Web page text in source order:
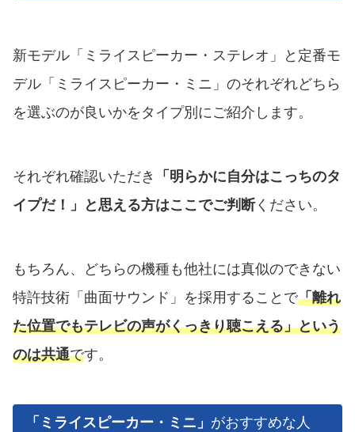
新モデル「ミライスピーカー・ステレオ」と定番モ
デル「ミライスピーカー・ミニ」のそれぞれどちら
を選ぶのが良いかをタイプ別にご紹介します。
それぞれ確認いただき
「明らかに自分はこっちのタ
イプだ！」と思える方はここでご判断ください。
もちろん、どちらの機種も他社には真似のできない
特許技術「曲面サウンド」を採用することで「離れ
た位置でもテレビの声がくっきり聴こえる」という
のは共通です。
「ミライスピーカー・ミニ」 がおすすめな人